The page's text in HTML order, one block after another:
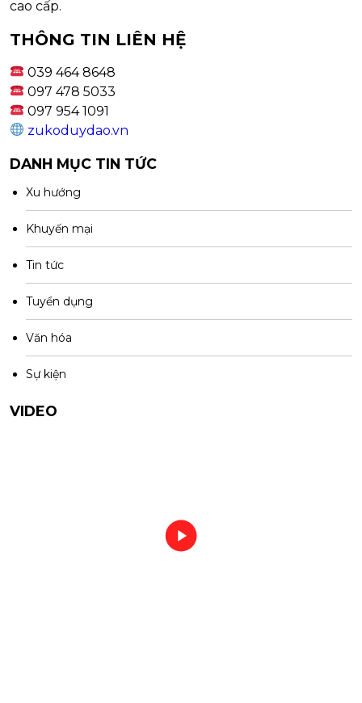
cao cấp.
THÔNG TIN LIÊN HỆ
039 464 8648
097 478 5033
097 954 1091
zukoduydao.vn
DANH MỤC TIN TỨC
Xu hướng
Khuyến mại
Tin tức
Tuyển dụng
Văn hóa
Sự kiện
VIDEO